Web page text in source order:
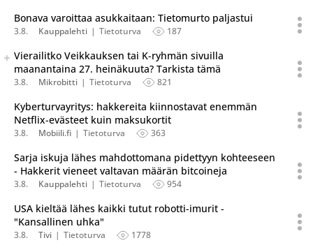
Bonava varoittaa asukkaitaan: Tietomurto paljastui
3.8. Kauppalehti Tietoturva 187
Seuraava uutinen on julkaistu useassa eri lähteessä.
Listaa uutisen kaikki versiot
Vierailitko Veikkauksen tai K-ryhmän sivuilla
maanantaina 27. heinäkuuta? Tarkista tämä
3.8. Mikrobitti Tietoturva 821
Kyberturvayritys: hakkereita kiinnostavat enemmän
Netflix-evästeet kuin maksukortit
3.8. Mobiili.fi Tietoturva 363
Sarja iskuja lähes mahdottomana pidettyyn kohteeseen
- Hakkerit vieneet valtavan määrän bitcoineja
3.8. Kauppalehti Tietoturva 954
USA kieltää lähes kaikki tutut robotti-imurit -
"Kansallinen uhka"
3.8. Tivi Tietoturva 1778